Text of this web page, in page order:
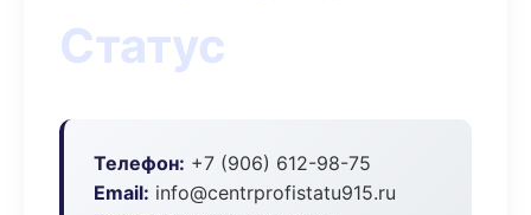
Статус
Телефон: +7 (906) 612-98-75
Email: info@centrprofistatu915.ru